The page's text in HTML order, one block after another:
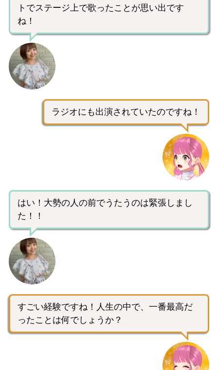
トでステージ上で歌ったことが思い出です
ね！
ラジオにも出演されていたのですね！
はい！大勢の人の前でうたうのは緊張しまし
た！！
すごい経験ですね！人生の中で、一番最高だ
ったことは何でしょうか？